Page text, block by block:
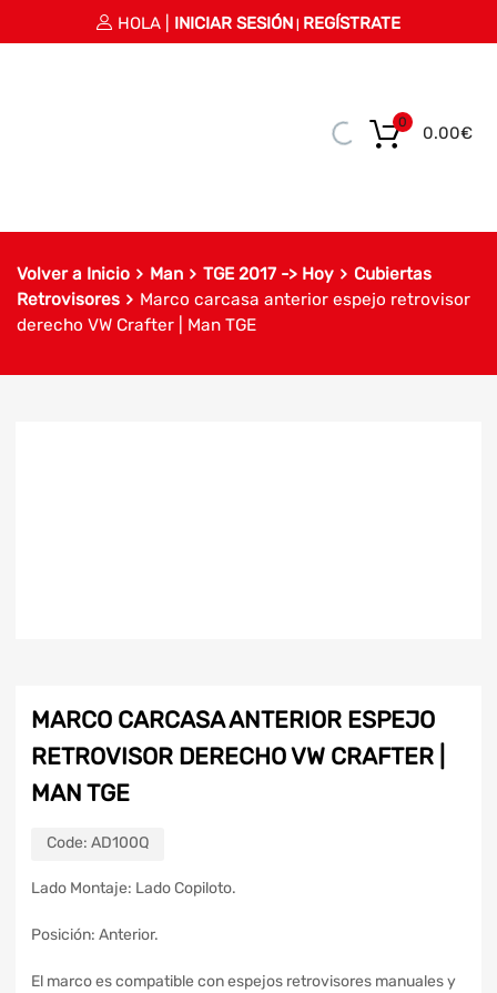
HOLA | INICIAR SESIÓN REGÍSTRATE
0.00€
0
Volver a Inicio Man TGE 2017 -> Hoy
Cubiertas
Retrovisores
Marco carcasa anterior espejo retrovisor
derecho VW Crafter | Man TGE
MARCO CARCASA ANTERIOR ESPEJO
RETROVISOR DERECHO VW CRAFTER |
MAN TGE
Code: AD100Q
Lado Montaje: Lado Copiloto.
Posición: Anterior.
El marco es compatible con espejos retrovisores manuales y